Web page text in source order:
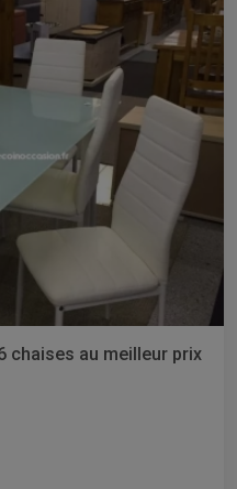
chaises au meilleur prix